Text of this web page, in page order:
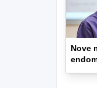
Nove